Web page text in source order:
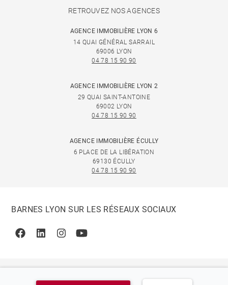
RETROUVEZ NOS AGENCES
AGENCE IMMOBILIÈRE LYON 6
14 QUAI GÉNÉRAL SARRAIL
69006 LYON
04 78 15 90 90
AGENCE IMMOBILIÈRE LYON 2
29 QUAI SAINT-ANTOINE
69002 LYON
04 78 15 90 90
AGENCE IMMOBILIÈRE ÉCULLY
6 PLACE DE LA LIBÉRATION
69130 ÉCULLY
04 78 15 90 90
BARNES LYON SUR LES RÉSEAUX SOCIAUX
FacebookLinkedinInstagramYoutube